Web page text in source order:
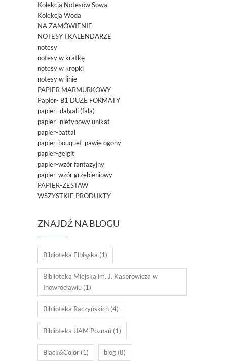
Kolekcja Notesów Sowa
Kolekcja Woda
NA ZAMÓWIENIE
NOTESY I KALENDARZE
notesy
notesy w kratkę
notesy w kropki
notesy w linie
PAPIER MARMURKOWY
Papier- B1 DUŻE FORMATY
papier- dalgali (fala)
papier- nietypowy unikat
papier-battal
papier-bouquet-pawie ogony
papier-gelgit
papier-wzór fantazyjny
papier-wzór grzebieniowy
PAPIER-ZESTAW
WSZYSTKIE PRODUKTY
ZNAJDŹ NA BLOGU
Biblioteka Elbląska (1)
Biblioteka Miejska im. J. Kasprowicza w
Inowrocławiu (1)
Biblioteka Raczyńskich (4)
Biblioteka UAM Poznań (1)
Black&Color (1) blog (8)